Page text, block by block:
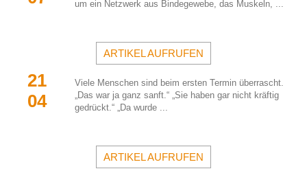
um ein Netzwerk aus Bindegewebe, das Muskeln, ...
ARTIKEL AUFRUFEN
21
04
Viele Menschen sind beim ersten Termin überrascht.
„Das war ja ganz sanft.“ „Sie haben gar nicht kräftig
gedrückt.“ „Da wurde ...
ARTIKEL AUFRUFEN